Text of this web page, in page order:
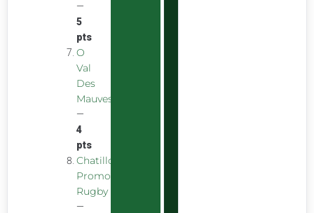
—
5
pts
O
Val
Des
Mauves
—
4
pts
Chatillon
Promotion
Rugby
—